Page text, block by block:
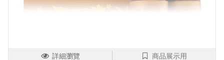
詳細瀏覽 商品展示用